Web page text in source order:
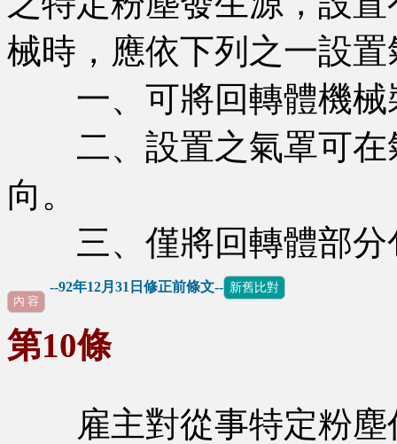
械時，應依下列之一設置
一、可將回轉體機械
二、設置之氣罩可在
向。
三、僅將回轉體部分
--92年12月31日修正前條文-- 新舊比對
內 容
第10條
雇主對從事特定粉塵